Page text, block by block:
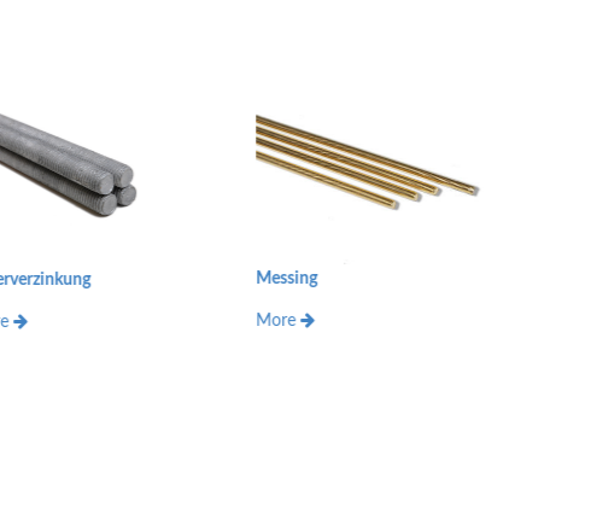
Messing
More
Verzinkt
More